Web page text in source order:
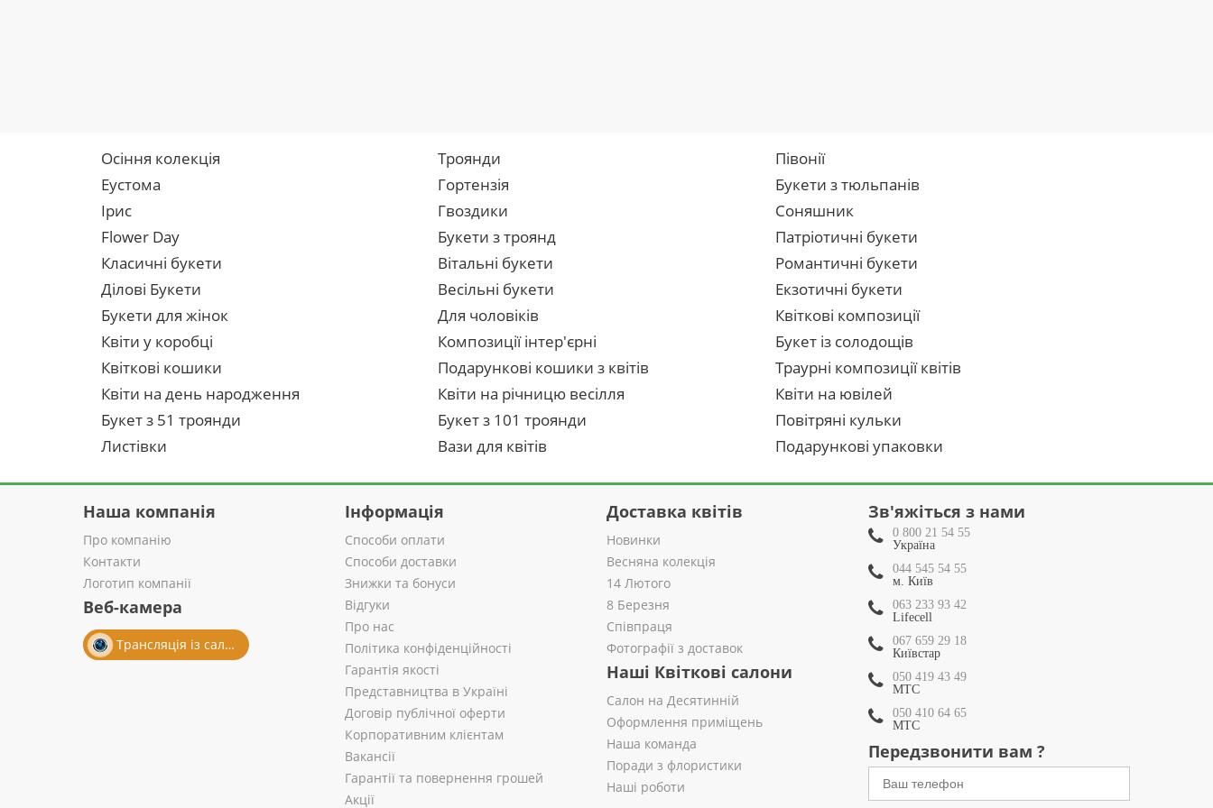
Осіння колекція Троянди
Півонії
Еустома
Гортензія
Букети з тюльпанів
Ірис
Гвоздики
Соняшник
Flower Day
Букети з троянд
Патріотичні букети
Класичні букети
Вітальні букети
Романтичні букети
Ділові Букети
Весільні букети
Екзотичні букети
Букети для жінок
Для чоловіків
Квіткові композиції
Квіти у коробці
Композиції інтер'єрні
Букет із солодощів
Квіткові кошики
Подарункові кошики з квітів
Траурні композиції квітів
Квіти на день народження
Квіти на річницю весілля
Квіти на ювілей
Букет з 51 троянди
Букет з 101 троянди
Повітряні кульки
Листівки
Вази для квітів Подарункові упаковки
Наша компанія
Про компанію
Контакти
Логотип компанії
Веб-камера
Трансляція із салону
Інформація
Способи оплати
Способи доставки
Знижки та бонуси
Відгуки
Про нас
Політика конфіденційності
Гарантія якості
Представництва в Україні
Договір публічної оферти
Корпоративним клієнтам
Вакансії
Гарантії та повернення грошей
Акції
Доставка квітів
Новинки
Весняна колекція
14 Лютого
8 Березня
Співпраця
Фотографії з доставок
Наші Квіткові салони
Салон на Десятинній
Оформлення приміщень
Наша команда
Поради з флористики
Наші роботи
Зв'яжіться з нами
0 800 21 54 55
Україна
044 545 54 55
м. Київ
063 233 93 42
Lifecell
067 659 29 18
Київстар
050 419 43 49
МТС
050 410 64 65
МТС
Передзвонити вам ?